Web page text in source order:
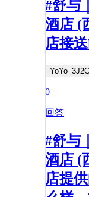
#舒与
酒店 (
店接
0
回答
#舒与
酒店 (
店提